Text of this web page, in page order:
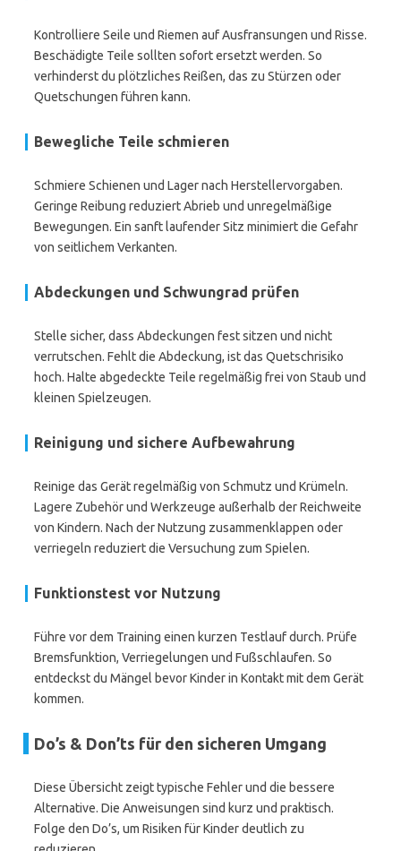
Kontrolliere Seile und Riemen auf Ausfransungen und Risse.
Beschädigte Teile sollten sofort ersetzt werden. So
verhinderst du plötzliches Reißen, das zu Stürzen oder
Quetschungen führen kann.
Bewegliche Teile schmieren
Schmiere Schienen und Lager nach Herstellervorgaben.
Geringe Reibung reduziert Abrieb und unregelmäßige
Bewegungen. Ein sanft laufender Sitz minimiert die Gefahr
von seitlichem Verkanten.
Abdeckungen und Schwungrad prüfen
Stelle sicher, dass Abdeckungen fest sitzen und nicht
verrutschen. Fehlt die Abdeckung, ist das Quetschrisiko
hoch. Halte abgedeckte Teile regelmäßig frei von Staub und
kleinen Spielzeugen.
Reinigung und sichere Aufbewahrung
Reinige das Gerät regelmäßig von Schmutz und Krümeln.
Lagere Zubehör und Werkzeuge außerhalb der Reichweite
von Kindern. Nach der Nutzung zusammenklappen oder
verriegeln reduziert die Versuchung zum Spielen.
Funktionstest vor Nutzung
Führe vor dem Training einen kurzen Testlauf durch. Prüfe
Bremsfunktion, Verriegelungen und Fußschlaufen. So
entdeckst du Mängel bevor Kinder in Kontakt mit dem Gerät
kommen.
Do’s & Don’ts für den sicheren Umgang
Diese Übersicht zeigt typische Fehler und die bessere
Alternative. Die Anweisungen sind kurz und praktisch.
Folge den Do’s, um Risiken für Kinder deutlich zu